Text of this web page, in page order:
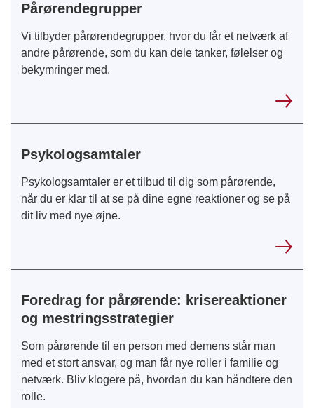
Pårørendegrupper
Vi tilbyder pårørendegrupper, hvor du får et netværk af
andre pårørende, som du kan dele tanker, følelser og
bekymringer med.
Psykologsamtaler
Psykologsamtaler er et tilbud til dig som pårørende,
når du er klar til at se på dine egne reaktioner og se på
dit liv med nye øjne.
Foredrag for pårørende: krisereaktioner
og mestringsstrategier
Som pårørende til en person med demens står man
med et stort ansvar, og man får nye roller i familie og
netværk. Bliv klogere på, hvordan du kan håndtere den
rolle.